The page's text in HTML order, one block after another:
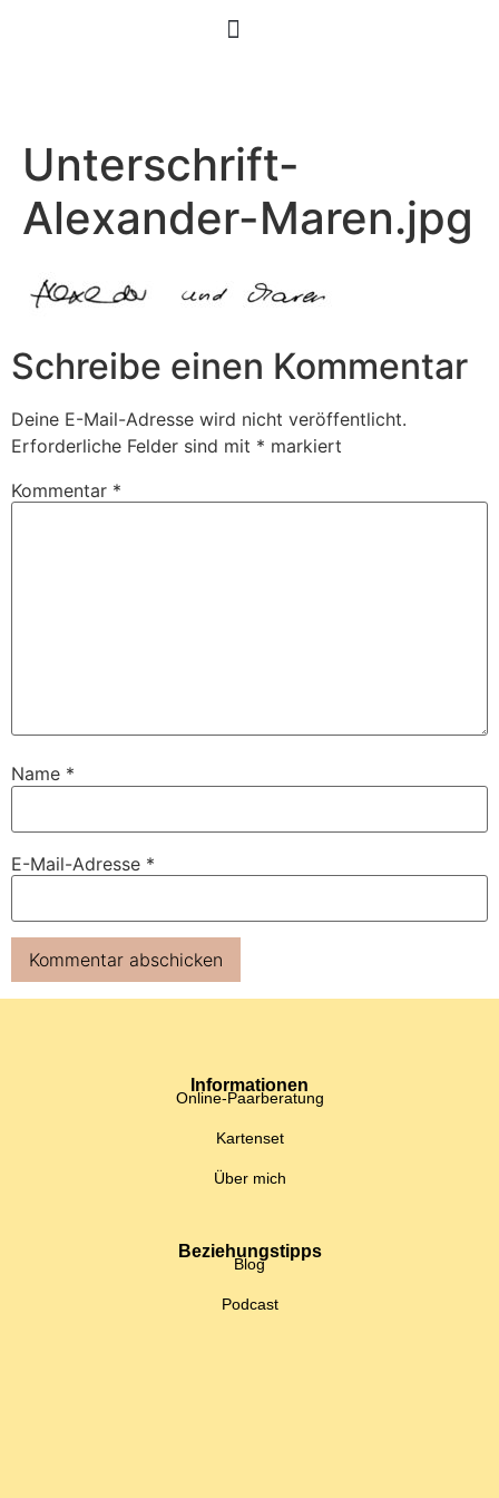
Unterschrift-
Alexander-Maren.jpg
Schreibe einen Kommentar
Deine E-Mail-Adresse wird nicht veröffentlicht.
Erforderliche Felder sind mit * markiert
Kommentar *
Name *
E-Mail-Adresse *
Informationen
Online-Paarberatung
Kartenset
Über mich
Beziehungstipps
Blog
Podcast